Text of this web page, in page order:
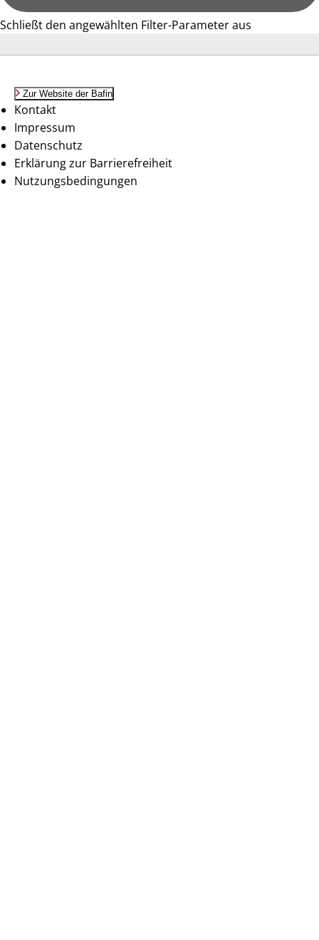
Schließt den angewählten Filter-Parameter aus
Zur Website der Bafin
Kontakt
Impressum
Datenschutz
Erklärung zur Barrierefreiheit
Nutzungsbedingungen